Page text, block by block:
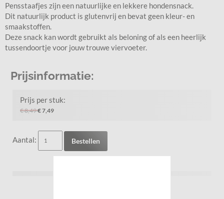
Pensstaafjes zijn een natuurlijke en lekkere hondensnack.
Dit natuurlijk product is glutenvrij en bevat geen kleur- en
smaakstoffen.
Deze snack kan wordt gebruikt als beloning of als een heerlijk
tussendoortje voor jouw trouwe viervoeter.
Prijsinformatie:
Prijs per stuk:
€ 8,49€ 7,49
Aantal: Bestellen